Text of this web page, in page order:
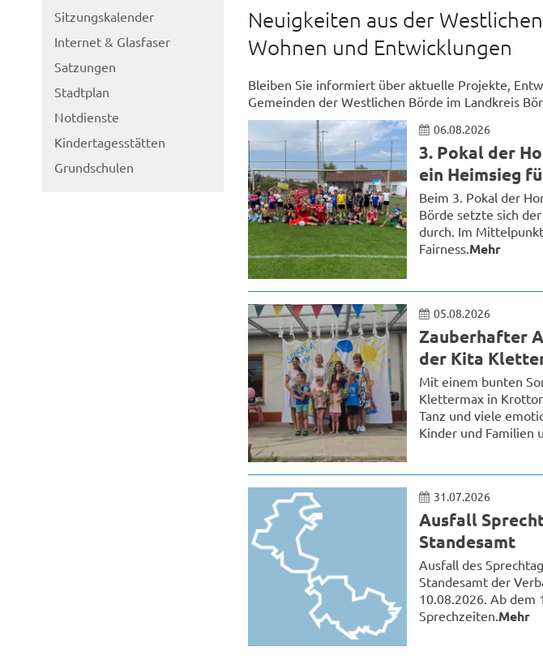
Sitzungskalender
Internet & Glasfaser
Satzungen
Stadtplan
Notdienste
Kindertagesstätten
Grundschulen
Neuigkeiten aus der
Wohnen und Entwicklungen
Bleiben Sie informiert über aktuelle Projekte,
Gemeinden der Westlichen Börde im Landkreis
06.08.2026
3. Pokal der
ein Heimsieg
Beim 3. Pokal der
Börde setzte sich
durch. Im
Fairness. Mehr
05.08.2026
Zauberhafter
der Kita
Mit einem bunten
Klettermax in
Tanz und viele
Kinder und Familien
31.07.2026
Ausfall
Standesamt
Ausfall des
Standesamt der
10.08.2026. Ab dem
Sprechzeiten.Mehr